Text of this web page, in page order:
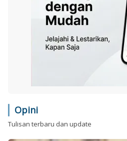
Opini
Tulisan terbaru dan update